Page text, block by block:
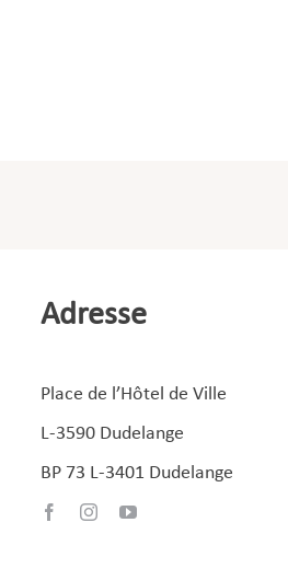
Adresse
Place de l’Hôtel de Ville
L-3590 Dudelange
BP 73 L-3401 Dudelange